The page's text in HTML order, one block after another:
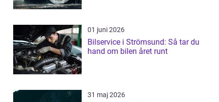
01 juni 2026
Bilservice i Strömsund: Så tar du
hand om bilen året runt
31 maj 2026